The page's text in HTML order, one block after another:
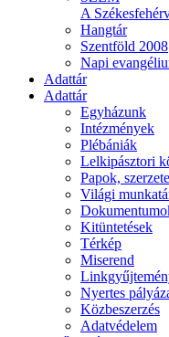
A
Hangtár
Szentföld 2008
Napi
Adattár
Adattár
Egyházunk
Intézmények
Plébániák
Lelkipásztori
Papok,
Világi
Kitüntetések
Térkép
Miserend
Nyertes
Közbeszerzés
Adatvédelem